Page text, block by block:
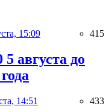
15:09 415
августа до
14:51 433